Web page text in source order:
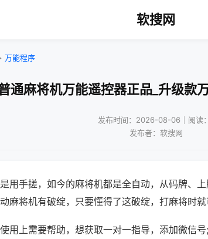
软搜网
万能程序
通麻将机万能遥控器正品_升级款
发布时间：2026-08-06｜阅读
发布者：软搜网
用手搓，如今的麻将机都是全自动，从码牌、
麻将机有破绽，只要懂得了这破绽，打麻将时就
用上需要帮助，想获取一对一指导，添加微信